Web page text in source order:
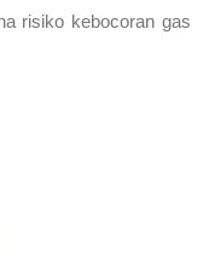
risiko kebocoran gas